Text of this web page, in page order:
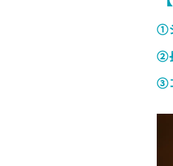
①
②
③